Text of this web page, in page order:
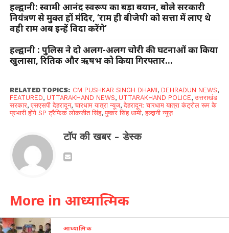
हल्द्वानी: स्वामी आनंद स्वरूप का बड़ा बयान, बोले सरकारी
नियंत्रण से मुक्त हों मंदिर, ‘राम ही बीजेपी को सत्ता में लाए थे
वही राम अब इन्हें विदा करेंगे’
हल्द्वानी : पुलिस ने दो अलग-अलग चोरी की घटनाओं का किया
खुलासा, रितिक और ऋषभ को किया गिरफ्तार…
RELATED TOPICS: CM PUSHKAR SINGH DHAMI, DEHRADUN NEWS,
FEATURED, UTTARAKHAND NEWS, UTTARAKHAND POLICE,उत्तराखंड
सरकार,एसएसपी देहरादून,चारधाम यात्रा न्यूज,देहरादून: चारधाम यात्रा कंट्रोल रूम के
प्रभारी होंगे SP ट्रैफिक लोकजीत सिंह,पुष्कर सिंह धामी,हल्द्वानी न्यूज़
टॉप की खबर - डेस्क
More in आध्यात्मिक
आध्यात्मिक